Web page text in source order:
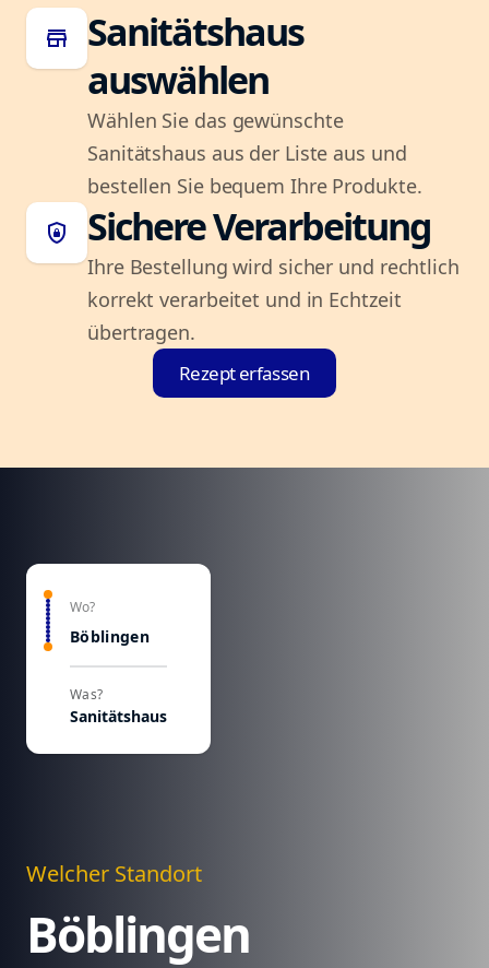
store
Sanitätshaus
auswählen
Wählen Sie das gewünschte
Sanitätshaus aus der Liste aus und
bestellen Sie bequem Ihre Produkte.
shield_lock Sichere Verarbeitung
Ihre Bestellung wird sicher und rechtlich
korrekt verarbeitet und in Echtzeit
übertragen.
Rezept erfassen
Wo?
Böblingen
Was?
Sanitätshaus
Welcher Standort
Böblingen